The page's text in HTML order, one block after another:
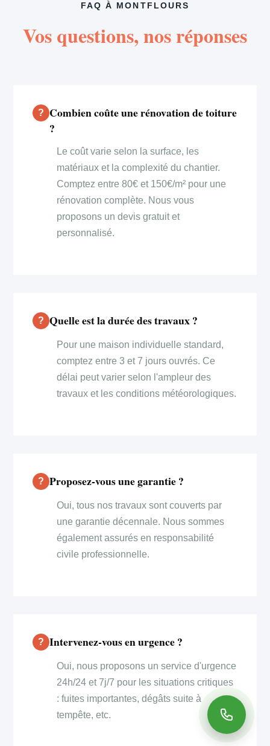
FAQ À MONTFLOURS
Vos questions, nos réponses
Combien coûte une rénovation de toiture
?
Le coût varie selon la surface, les
matériaux et la complexité du chantier.
Comptez entre 80€ et 150€/m² pour une
rénovation complète. Nous vous
proposons un devis gratuit et
personnalisé.
Quelle est la durée des travaux ?
Pour une maison individuelle standard,
comptez entre 3 et 7 jours ouvrés. Ce
délai peut varier selon l'ampleur des
travaux et les conditions météorologiques.
Proposez-vous une garantie ?
Oui, tous nos travaux sont couverts par
une garantie décennale. Nous sommes
également assurés en responsabilité
civile professionnelle.
Intervenez-vous en urgence ?
Oui, nous proposons un service d'urgence
24h/24 et 7j/7 pour les situations critiques
: fuites importantes, dégâts suite à
tempête, etc.